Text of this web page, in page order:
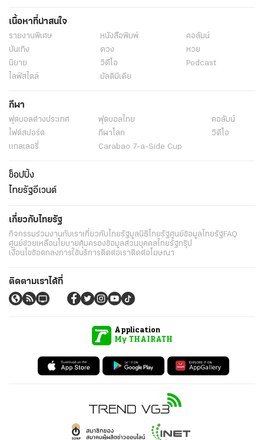
เนื้อหาที่น่าสนใจ
รายงานพิเศษ หนังสือพิมพ์
คอลัมน์
บันเทิง
ดวง
หวย
นิยาย
วิดีโอ
Podcast
ไลฟ์สไตล์
มัลติมีเดีย
กีฬา
ฟุตบอลต่่างประเทศ ฟุตบอลไทย
คอลัมน์
ไฟต์สปอร์ต
กีฬาโลก
วิดีโอ
แกลเลอรี่
Carabao 7-a-Side Cup
ช็อปปิ้ง
ไทยรัฐอีเวนต์
เกี่ยวกับไทยรัฐ
กิจกรรมร่วมงานกับเราเกี่ยวกับไทยรัฐมูลนิธิไทยรัฐศูนย์ข้อมูลไทยรัฐFAQ
ศูนย์ช่วยเหลือนโยบายคุ้มครองข้อมูลส่วนบุคคลไทยรัฐกรุ๊ป
เงื่อนไขข้อตกลงการใช้บริการติดต่อเราติดต่อโฆษณา
ติดตามเราได้ที่
Application
My THAIRATH